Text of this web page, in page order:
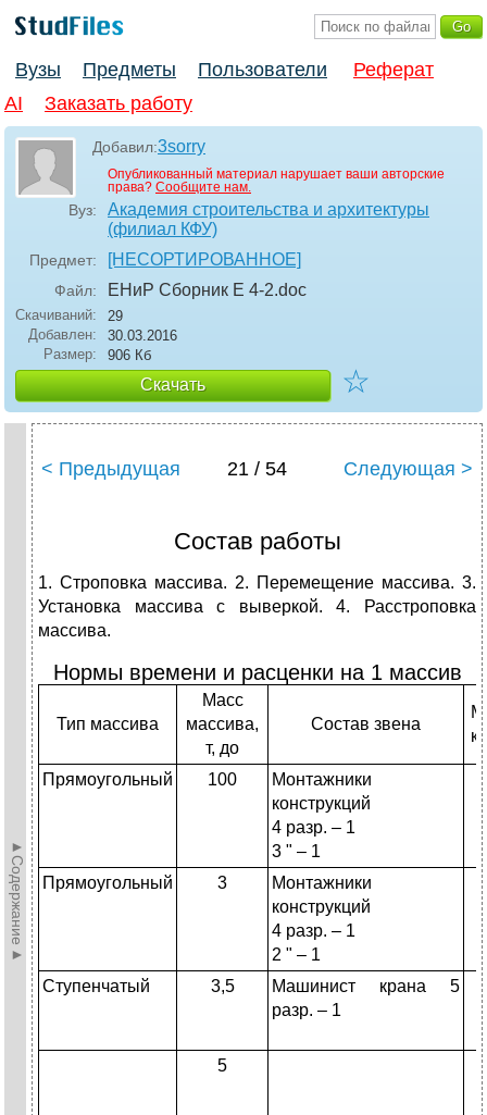
Вузы Предметы Пользователи
Реферат
AI
Заказать работу
Добавил:3sorry
Опубликованный материал нарушает ваши авторские
права? Сообщите нам.
Вуз:
Академия строительства и архитектуры
(филиал КФУ)
Предмет: [НЕСОРТИРОВАННОЕ]
Файл: ЕНиР Сборник Е 4-2.doc
Скачиваний:
29
Добавлен:
30.03.2016
Размер:
906 Кб
Скачать ☆
►Содержание►
< Предыдущая 21 / 54 Следующая >
Состав работы
1. Строповка массива. 2. Перемещение массива. 3.
Установка массива с выверкой. 4. Расстроповка
массива.
Нормы времени и расценки на 1 массив
Тип массива
Масс
массива,
т, до
Состав звена
Прямоугольный 100
Монтажники
конструкций
4 разр. – 1
3 " – 1
Прямоугольный
3
Монтажники
конструкций
4 разр. – 1
2 " – 1
Ступенчатый
3,5
Машинист крана 5
разр. – 1
5